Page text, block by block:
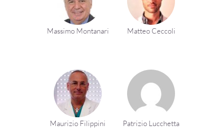
Massimo Montanari Matteo Ceccoli
Maurizio Filippini Patrizio Lucchetta